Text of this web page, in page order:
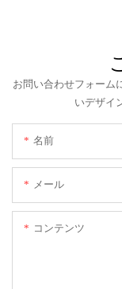
お問い合わせフォーム
いデザイ
名前
メール
コンテンツ